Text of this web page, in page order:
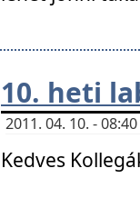
10. heti
2011. 04. 10. -
Kedves